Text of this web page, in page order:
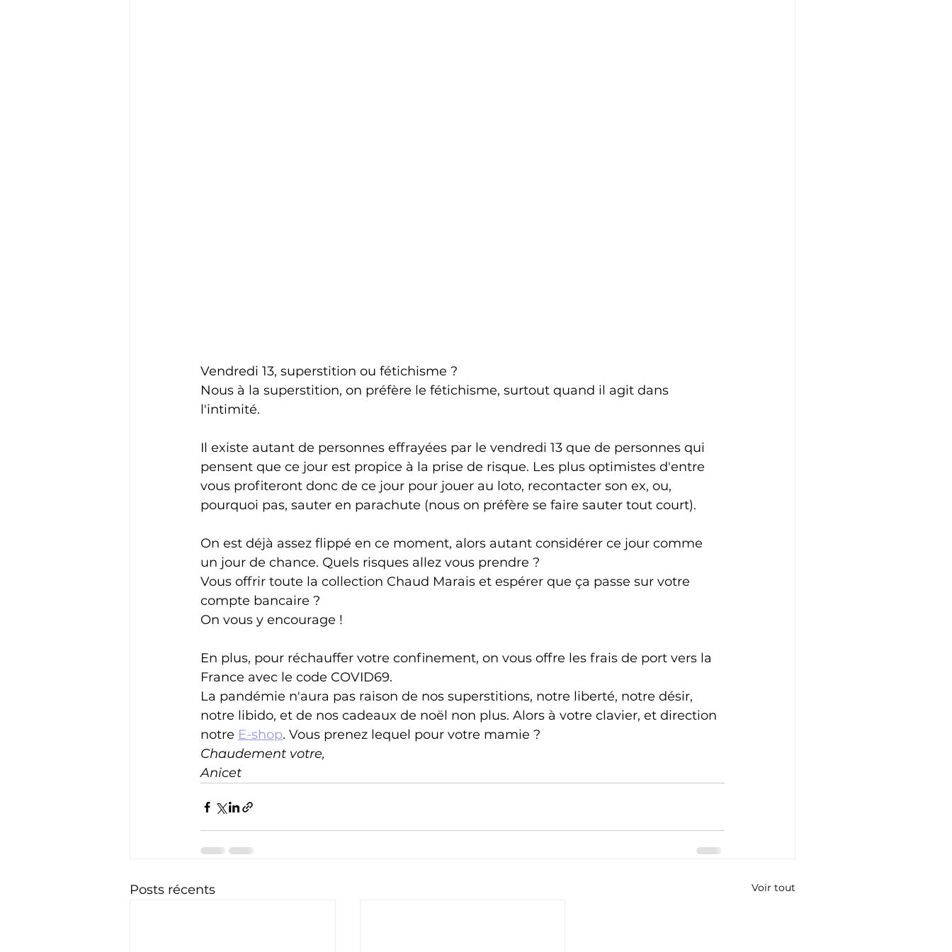
Vendredi 13, superstition ou fétichisme ?
Nous à la superstition, on préfère le fétichisme, surtout quand il agit dans
l'intimité.
Il existe autant de personnes effrayées par le vendredi 13 que de personnes qui
pensent que ce jour est propice à la prise de risque. Les plus optimistes d'entre
vous profiteront donc de ce jour pour jouer au loto, recontacter son ex, ou,
pourquoi pas, sauter en parachute (nous on préfère se faire sauter tout court).
On est déjà assez flippé en ce moment, alors autant considérer ce jour comme
un jour de chance. Quels risques allez vous prendre ?
Vous offrir toute la collection Chaud Marais et espérer que ça passe sur votre
compte bancaire ?
On vous y encourage !
En plus, pour réchauffer votre confinement, on vous offre les frais de port vers la
France avec le code COVID69.
La pandémie n'aura pas raison de nos superstitions, notre liberté, notre désir,
notre libido, et de nos cadeaux de noël non plus. Alors à votre clavier, et direction
notre E-shop. Vous prenez lequel pour votre mamie ?
Chaudement votre,
Anicet
Posts récents Voir tout